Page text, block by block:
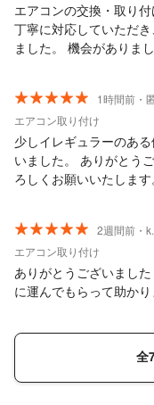
エアコンの交換・取り
丁寧に対応していただ
ました。 機会がありま
1時間前・
エアコン取り付け
少しイレギュラーのあ
いました。 ありがとう
ろしくお願いいたします
2週間前・
エアコン取り付け
ありがとうございまし
に運んでもらって助かり
全